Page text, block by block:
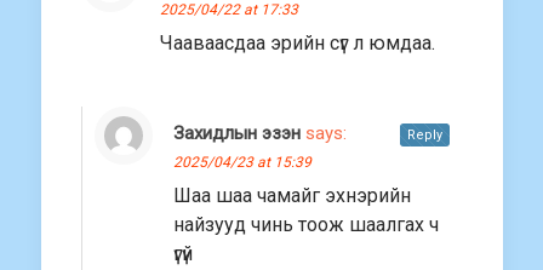
2025/04/22 at 17:33
Чааваасдаа эрийн сүг л юмдаа.
Захидлын эзэн says:
2025/04/23 at 15:39
Шаа шаа чамайг эхнэрийн
найзууд чинь тоож шаалгах ч
үгүй
Reply